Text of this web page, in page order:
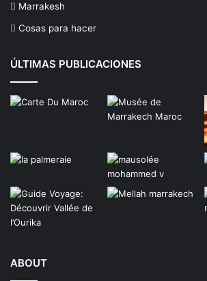
Marrakesh
Cosas para hacer
ÚLTIMAS PUBLICACIONES
ABOUT